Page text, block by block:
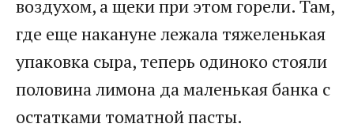
воздухом, а щеки при этом горели. Там,
где еще накануне лежала тяжеленькая
упаковка сыра, теперь одиноко стояли
половина лимона да маленькая банка с
остатками томатной пасты.